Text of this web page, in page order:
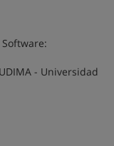
- Universidad